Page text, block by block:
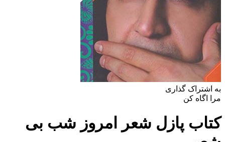
به اشتراک گذاری
مرا اگاه کن
کتاب پازل شعر امروز شب بی